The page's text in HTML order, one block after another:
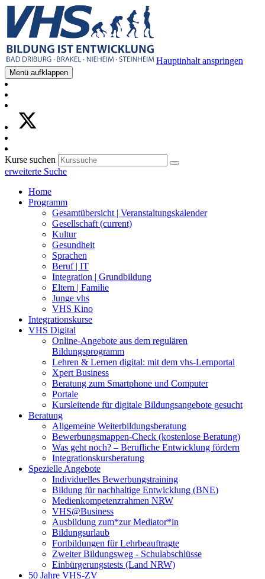
Hauptinhalt anspringen
Menü aufklappen
Kurse suchen
erweiterte Suche
Home
Programm
Gesamtübersicht | Veranstaltungskalender
Gesellschaft (current)
Kultur
Gesundheit
Sprachen
Beruf | IT
Integration | Grundbildung
Eltern | Familie
Junge vhs
VHS Kino
Integrationskurse
VHS Digital
Online-Angebote aus dem regulären
Bildungsprogramm
Lehren & Lernen digital: mit dem vhs-Lernportal
Xpert Business
Beratung zum Smartphone und Computer
Portale
Kursleitende für digitale Bildungsangebote gesucht
Beratung
Allgemeine Weiterbildungsberatung
Bewerbungsmappen-Check (kostenlose Beratung)
Was geht noch? – Berufliche Entwicklung fördern
Integrationskursberatung
Spezielle Angebote
Individuelles Bewerbungstraining
Bildung für nachhaltige Entwicklung (BNE)
Medienkompetenzrahmen NRW
VHS@Business
Ausbildung zum*zur Mediator*in
Bildungsurlaub
Fortbildungen für Lehrbeauftragte
Zweiter Bildungsweg - Schulabschlüsse
Einbürgerungstests (Land NRW)
50 Jahre VHS-ZV